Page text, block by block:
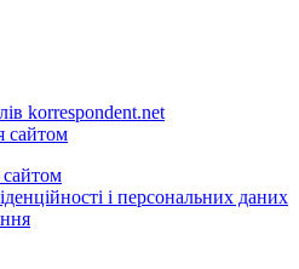
korrespondent.net
сайтом
сайтом
і персональних даних